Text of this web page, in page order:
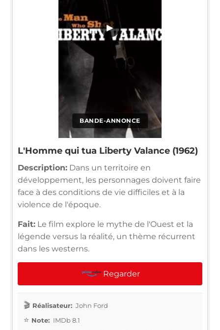
BANDE-ANNONCE
▶
L'Homme qui tua Liberty Valance (1962)
Description: Dans un territoire en
développement, les personnages doivent faire
face à des conditions de vie difficiles et à la
violence de l'époque.
Fait: Le film explore le mythe de l'Ouest et la
légende versus la réalité, un thème récurrent
dans les westerns.
Regarder
Réalisateur: John Ford
Note: IMDb 8.1